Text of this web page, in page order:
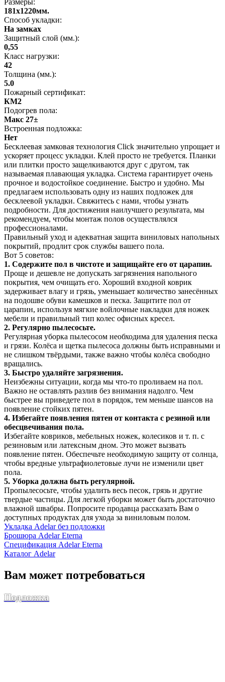
Размеры:
181x1220мм.
Способ укладки:
На замках
Защитный слой (мм.):
0,55
Класс нагрузки:
42
Толщина (мм.):
5.0
Пожарный сертификат:
КМ2
Подогрев пола:
Макс 27±
Встроенная подложка:
Нет
Бесклеевая замковая технология Click значительно упрощает и
ускоряет процесс укладки. Клей просто не требуется. Планки
или плитки просто защелкиваются друг с другом, так
называемая плавающая укладка. Система гарантирует очень
прочное и водостойкое соединение. Быстро и удобно. Мы
предлагаем использовать одну из наших подложек для
бесклеевой укладки. Свяжитесь с нами, чтобы узнать
подробности. Для достижения наилучшего результата, мы
рекомендуем, чтобы монтаж полов осуществлялся
профессионалами.
Правильный уход и адекватная защита виниловых напольных
покрытий, продлит срок службы вашего пола.
Вот 5 советов:
1. Содержите пол в чистоте и защищайте его от царапин.
Проще и дешевле не допускать загрязнения напольного
покрытия, чем очищать его. Хороший входной коврик
задерживает влагу и грязь, уменьшает количество занесённых
на подошве обуви камешков и песка. Защитите пол от
царапин, используя мягкие войлочные накладки для ножек
мебели и правильный тип колес офисных кресел.
2. Регулярно пылесосьте.
Регулярная уборка пылесосом необходима для удаления песка
и грязи. Колёса и щетка пылесоса должны быть исправными и
не слишком твёрдыми, также важно чтобы колёса свободно
вращались.
3. Быстро удаляйте загрязнения.
Неизбежны ситуации, когда мы что-то проливаем на пол.
Важно не оставлять разлив без внимания надолго. Чем
быстрее вы приведете пол в порядок, тем меньше шансов на
появление стойких пятен.
4. Избегайте появления пятен от контакта с резиной или
обесцвечивания пола.
Избегайте ковриков, мебельных ножек, колесиков и т. п. с
резиновым или латексным дном. Это может вызвать
появление пятен. Обеспечьте необходимую защиту от солнца,
чтобы вредные ультрафиолетовые лучи не изменили цвет
пола.
5. Уборка должна быть регулярной.
Пропылесосьте, чтобы удалить весь песок, грязь и другие
твердые частицы. Для легкой уборки может быть достаточно
влажной швабры. Попросите продавца рассказать Вам о
доступных продуктах для ухода за виниловым полом.
Укладка Adelar без подложки
Брошюра Adelar Eterna
Спецификация Adelar Eterna
Каталог Adelar
Вам может потребоваться
Подложка